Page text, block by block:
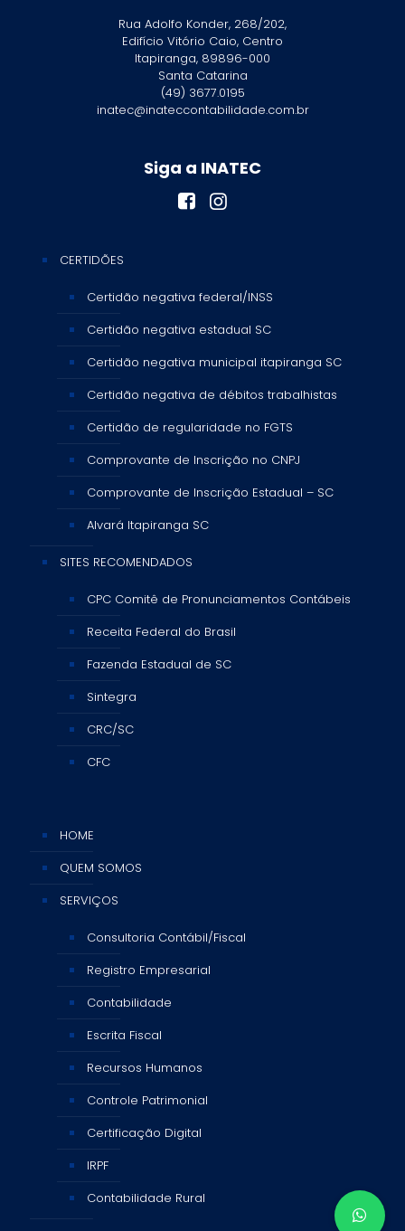
Rua Adolfo Konder, 268/202,
Edifício Vitório Caio, Centro
Itapiranga, 89896-000
Santa Catarina
(49) 3677.0195
inatec@inateccontabilidade.com.br
Siga a INATEC
CERTIDÕES
Certidão negativa federal/INSS
Certidão negativa estadual SC
Certidão negativa municipal itapiranga SC
Certidão negativa de débitos trabalhistas
Certidão de regularidade no FGTS
Comprovante de Inscrição no CNPJ
Comprovante de Inscrição Estadual – SC
Alvará Itapiranga SC
SITES RECOMENDADOS
CPC Comitê de Pronunciamentos Contábeis
Receita Federal do Brasil
Fazenda Estadual de SC
Sintegra
CRC/SC
CFC
HOME
QUEM SOMOS
SERVIÇOS
Consultoria Contábil/Fiscal
Registro Empresarial
Contabilidade
Escrita Fiscal
Recursos Humanos
Controle Patrimonial
Certificação Digital
IRPF
Contabilidade Rural